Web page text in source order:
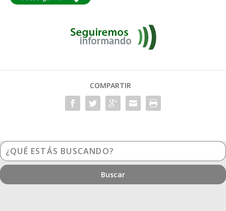
COMPARTIR
¿Qué
estás
buscando?